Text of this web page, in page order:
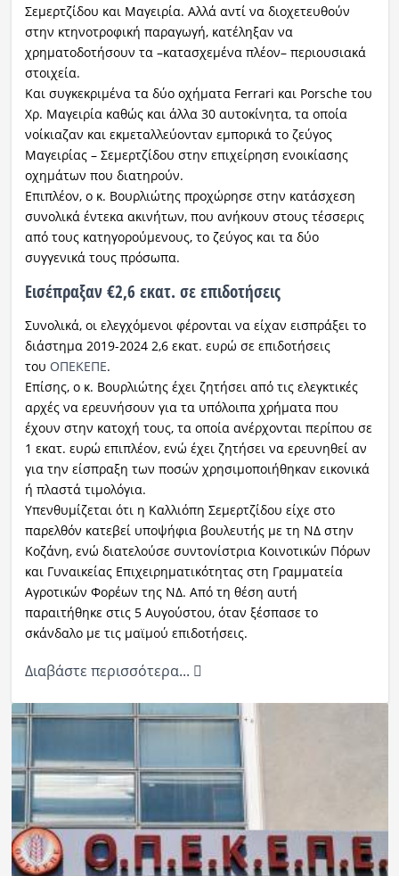
Σεμερτζίδου και Μαγειρία. Αλλά αντί να διοχετευθούν
στην κτηνοτροφική παραγωγή, κατέληξαν να
χρηματοδοτήσουν τα –κατασχεμένα πλέον– περιουσιακά
στοιχεία.
Και συγκεκριμένα τα δύο οχήματα Ferrari και Porsche του
Χρ. Μαγειρία καθώς και άλλα 30 αυτοκίνητα, τα οποία
νοίκιαζαν και εκμεταλλεύονταν εμπορικά το ζεύγος
Μαγειρίας – Σεμερτζίδου στην επιχείρηση ενοικίασης
οχημάτων που διατηρούν.
Επιπλέον, ο κ. Βουρλιώτης προχώρησε στην κατάσχεση
συνολικά έντεκα ακινήτων, που ανήκουν στους τέσσερις
από τους κατηγορούμενους, το ζεύγος και τα δύο
συγγενικά τους πρόσωπα.
Εισέπραξαν €2,6 εκατ. σε επιδοτήσεις
Συνολικά, οι ελεγχόμενοι φέρονται να είχαν εισπράξει το
διάστημα 2019-2024 2,6 εκατ. ευρώ σε επιδοτήσεις
του ΟΠΕΚΕΠΕ.
Επίσης, ο κ. Βουρλιώτης έχει ζητήσει από τις ελεγκτικές
αρχές να ερευνήσουν για τα υπόλοιπα χρήματα που
έχουν στην κατοχή τους, τα οποία ανέρχονται περίπου σε
1 εκατ. ευρώ επιπλέον, ενώ έχει ζητήσει να ερευνηθεί αν
για την είσπραξη των ποσών χρησιμοποιήθηκαν εικονικά
ή πλαστά τιμολόγια.
Υπενθυμίζεται ότι η Καλλιόπη Σεμερτζίδου είχε στο
παρελθόν κατεβεί υποψήφια βουλευτής με τη ΝΔ στην
Κοζάνη, ενώ διατελούσε συντονίστρια Κοινοτικών Πόρων
και Γυναικείας Επιχειρηματικότητας στη Γραμματεία
Αγροτικών Φορέων της ΝΔ. Από τη θέση αυτή
παραιτήθηκε στις 5 Αυγούστου, όταν ξέσπασε το
σκάνδαλο με τις μαϊμού επιδοτήσεις.
Διαβάστε περισσότερα...